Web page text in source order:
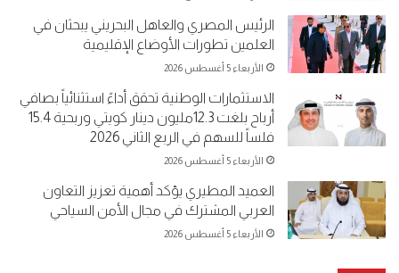
الرئيس المصري والعاهل البحريني يبحثان في
العلمين تطورات الأوضاع الإقليمية
الأربعاء 5 أغسطس 2026
الاستثمارات الوطنية تحقق أداءً استثنائياً بصافي
أرباح بلغت 12.3مليون دينار كويتي وربحية 15.4
فلساً للسهم في الربع الثاني 2026
الأربعاء 5 أغسطس 2026
العميد المطيري يؤكد أهمية تعزيز التعاون
العربي المشترك في مجال الأمن السياحي
الأربعاء 5 أغسطس 2026